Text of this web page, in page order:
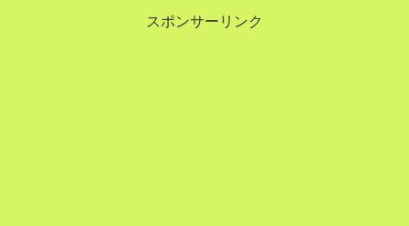
スポンサーリンク